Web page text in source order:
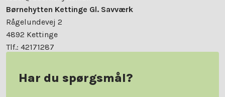
Børnehytten Kettinge Gl. Savværk
Rågelundevej 2
4892 Kettinge
Tlf.: 42171287
leder@boernehytten.dk
Har du spørgsmål?